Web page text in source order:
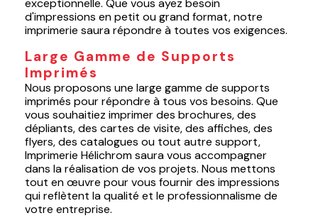
exceptionnelle. Que vous ayez besoin
d'impressions en petit ou grand format, notre
imprimerie saura répondre à toutes vos exigences.
Large Gamme de Supports
Imprimés
Nous proposons une large gamme de supports
imprimés pour répondre à tous vos besoins. Que
vous souhaitiez imprimer des brochures, des
dépliants, des cartes de visite, des affiches, des
flyers, des catalogues ou tout autre support,
Imprimerie Hélichrom saura vous accompagner
dans la réalisation de vos projets. Nous mettons
tout en œuvre pour vous fournir des impressions
qui reflètent la qualité et le professionnalisme de
votre entreprise.